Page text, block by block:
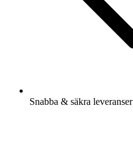
Snabba & säkra leveranser